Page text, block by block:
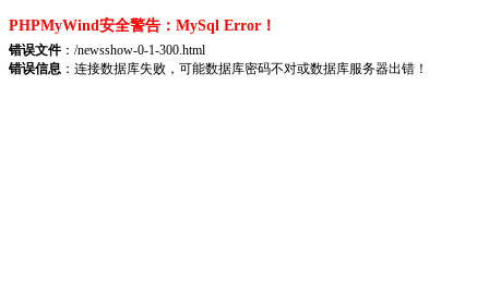
PHPMyWind安全警告：MySql Error！
错误文件：/newsshow-0-1-300.html
错误信息 ：连接数据库失败，可能数据库密码不对或数据库服务器出错！